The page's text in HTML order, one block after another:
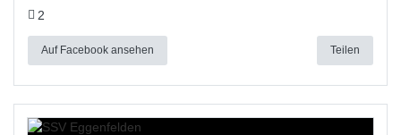
2
Auf Facebook ansehen Teilen